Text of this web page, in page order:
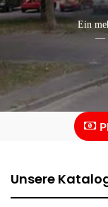
Ein
—
Ein
—
Unsere